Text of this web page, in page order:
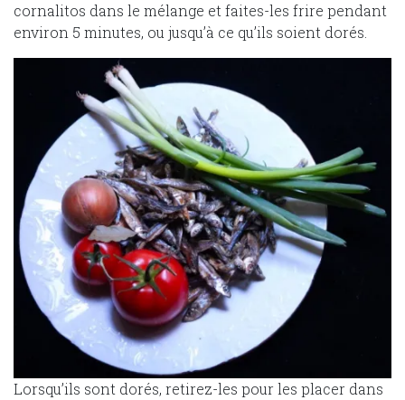
cornalitos dans le mélange et faites-les frire pendant
environ 5 minutes, ou jusqu’à ce qu’ils soient dorés.
Lorsqu’ils sont dorés, retirez-les pour les placer dans